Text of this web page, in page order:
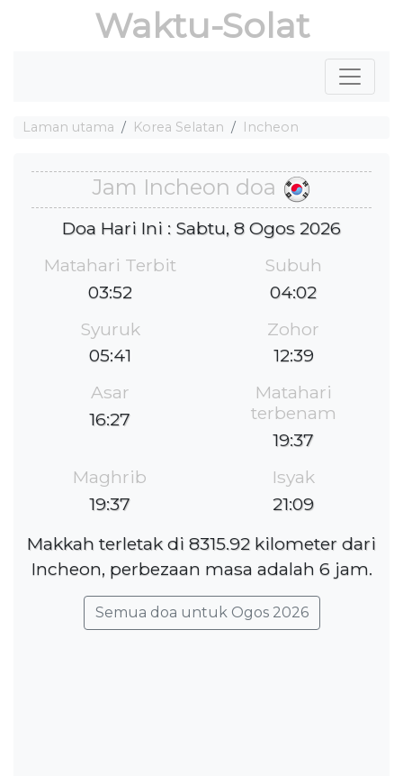
Waktu-Solat
Laman utama Korea Selatan Incheon
Jam Incheon doa
Doa Hari Ini : Sabtu, 8 Ogos 2026
Matahari Terbit
03:52
Subuh
04:02
Syuruk
05:41
Zohor
12:39
Asar
16:27
Matahari
terbenam
19:37
Maghrib
19:37
Isyak
21:09
Makkah terletak di 8315.92 kilometer dari
Incheon, perbezaan masa adalah 6 jam.
Semua doa untuk Ogos 2026